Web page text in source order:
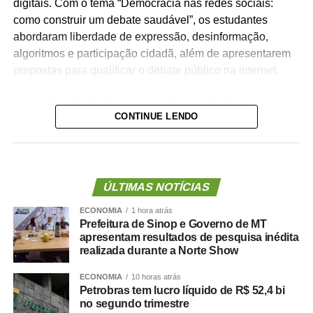
digitais. Com o tema “Democracia nas redes sociais:
como construir um debate saudável”, os estudantes
abordaram liberdade de expressão, desinformação,
algoritmos e participação cidadã, além de apresentarem
propostas para qualificar o debate público na internet.
concurso estimulou estudantes e escolas a refletirem
— Em um ano de eleições gerais, a expressiva
participação dos estudantes demonstra o interesse das
novas gerações em refletir sobre o fortalecimento da
democracia e a construção de um ambiente digital mais
responsável, plural e respeitoso — afirmou.
Uma das redações selecionadas foi a de Yasmin da Silva
Freitas, representante do Acre, que comparou as redes
CONTINUE LENDO
ÚLTIMAS NOTÍCIAS
ECONOMIA 1 hora atrás
Prefeitura de Sinop e Governo de MT
apresentam resultados de pesquisa inédita
realizada durante a Norte Show
ECONOMIA 10 horas atrás
Petrobras tem lucro líquido de R$ 52,4 bi
no segundo trimestre